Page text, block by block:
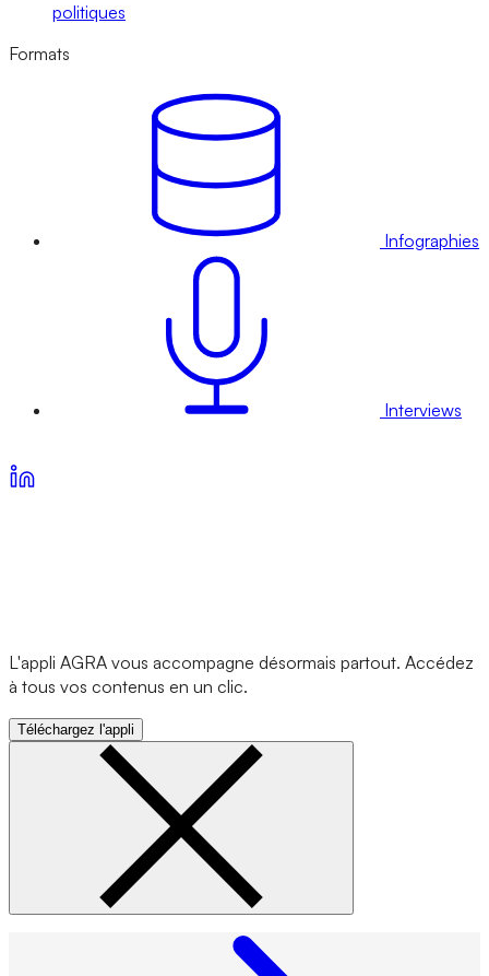
politiques
Formats
Infographies
Interviews
L'appli AGRA vous accompagne désormais partout. Accédez
à tous vos contenus en un clic.
Téléchargez l'appli